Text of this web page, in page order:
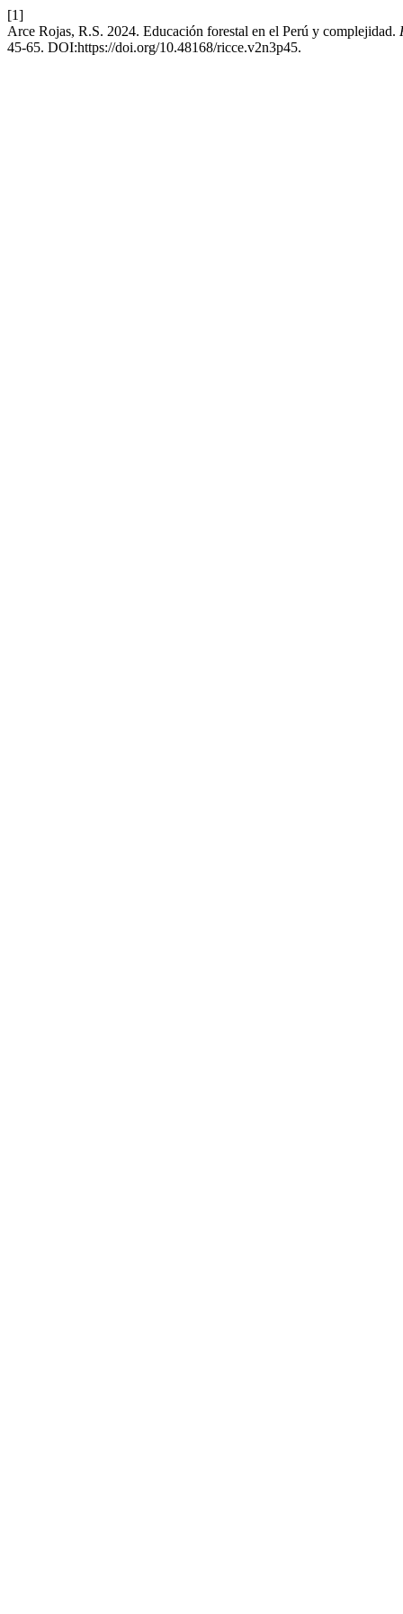
[1]
Arce Rojas, R.S. 2024. Educación forestal en el Perú y complejidad.
45-65. DOI:https://doi.org/10.48168/ricce.v2n3p45.